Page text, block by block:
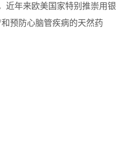
近年来欧美国家特别推崇用银
预防心脑管疾病的天然药